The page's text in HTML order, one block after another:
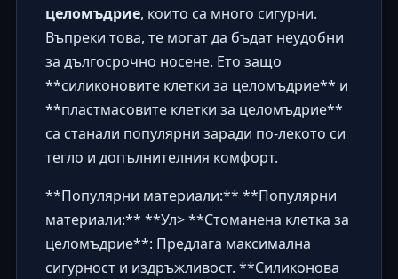
целомъдрие, които са много сигурни.
Въпреки това, те могат да бъдат неудобни
за дългосрочно носене. Ето защо
**силиконовите клетки за целомъдрие** и
**пластмасовите клетки за целомъдрие**
са станали популярни заради по-лекото си
тегло и допълнителния комфорт.
**Популярни материали:** **Популярни
материали:** **Ул> **Стоманена клетка за
целомъдрие**: Предлага максимална
сигурност и издръжливост. **Силиконова